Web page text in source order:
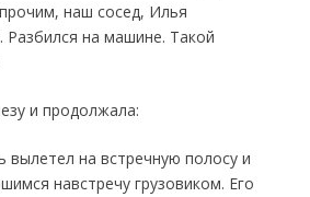
наш со­сед, Илья
Разбился на ма­шине. Такой
и продолжала:
на встречную полосу и
навстречу грузовиком. Его